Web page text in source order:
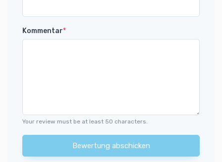
Kommentar*
Your review must be at least 50 characters.
Bewertung abschicken